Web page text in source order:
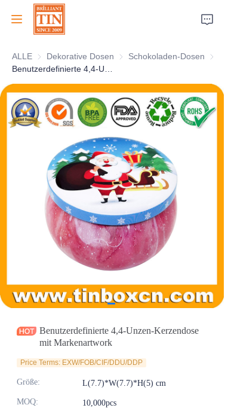
ALLE Dekorative Dosen Dekorative Dosen
Schokoladen-Dosen
Benutzerdefinierte 4,4-Unzen-Kerzendose
mit Markenartwork
Price Terms: EXW/FOB/CIF/DDU/DDP
Größe: L(7.7)*W(7.7)*H(5) cm
MOQ: 10,000pcs
Zuhause
Unternehmen
Produkte
Kundendienst
Messen 2026
Zertifikate
Nachhaltigkeit
Nachrichten